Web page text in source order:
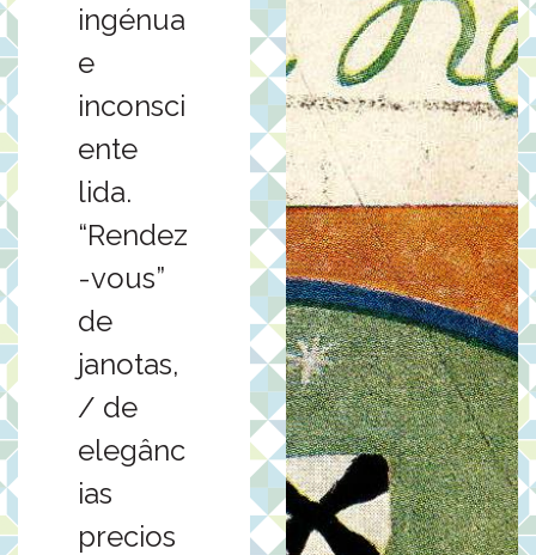
ingénua
e
inconsci
ente
lida.
“Rendez
-vous”
de
janotas,
/ de
elegânc
ias
precios